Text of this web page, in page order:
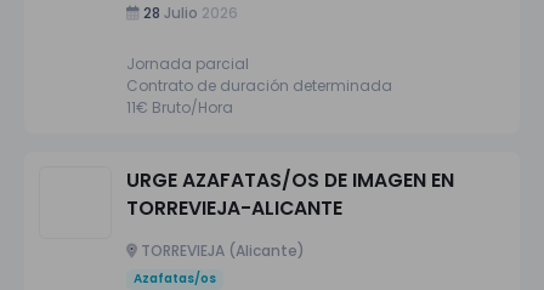
28 Julio 2026
Jornada parcial
Contrato de duración determinada
11€ Bruto/Hora
URGE AZAFATAS/OS DE IMAGEN EN
TORREVIEJA-ALICANTE
TORREVIEJA (Alicante)
Azafatas/os